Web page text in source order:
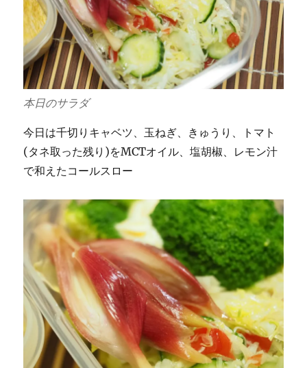
本日のサラダ
今日は千切りキャベツ、玉ねぎ、きゅうり、トマト
(タネ取った残り)をMCTオイル、塩胡椒、レモン汁
で和えたコールスロー